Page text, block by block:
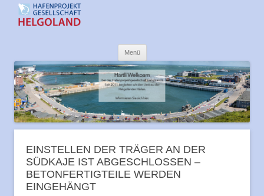
Menü
springen
EINSTELLEN DER TRÄGER AN DER
SÜDKAJE IST ABGESCHLOSSEN –
BETONFERTIGTEILE WERDEN
EINGEHÄNGT